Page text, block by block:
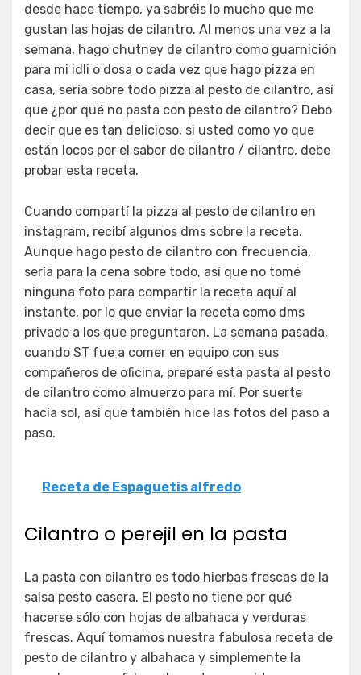
desde hace tiempo, ya sabréis lo mucho que me
gustan las hojas de cilantro. Al menos una vez a la
semana, hago chutney de cilantro como guarnición
para mi idli o dosa o cada vez que hago pizza en
casa, sería sobre todo pizza al pesto de cilantro, así
que ¿por qué no pasta con pesto de cilantro? Debo
decir que es tan delicioso, si usted como yo que
están locos por el sabor de cilantro / cilantro, debe
probar esta receta.
Cuando compartí la pizza al pesto de cilantro en
instagram, recibí algunos dms sobre la receta.
Aunque hago pesto de cilantro con frecuencia,
sería para la cena sobre todo, así que no tomé
ninguna foto para compartir la receta aquí al
instante, por lo que enviar la receta como dms
privado a los que preguntaron. La semana pasada,
cuando ST fue a comer en equipo con sus
compañeros de oficina, preparé esta pasta al pesto
de cilantro como almuerzo para mí. Por suerte
hacía sol, así que también hice las fotos del paso a
paso.
Receta de Espaguetis alfredo
Cilantro o perejil en la pasta
La pasta con cilantro es todo hierbas frescas de la
salsa pesto casera. El pesto no tiene por qué
hacerse sólo con hojas de albahaca y verduras
frescas. Aquí tomamos nuestra fabulosa receta de
pesto de cilantro y albahaca y simplemente la